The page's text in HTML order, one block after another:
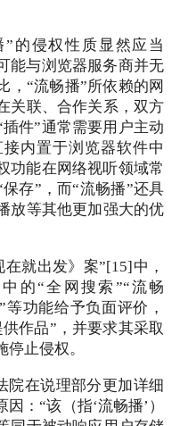
侵权性质显然应当
能与浏览器服务商并无
，“流畅播”所依赖的网
关联、合作关系，双方
件”通常需要用户主动
内置于浏览器软件中
功能在网络视听领域常
存”，而“流畅播”还具
放等其他更加强大的优
就出发》案”[15]中，
的“全网搜索”“流畅
功能给予负面评价，
作品”，并要求其采取
止侵权。
在说理部分更加详细
：“该（指‘流畅播’）